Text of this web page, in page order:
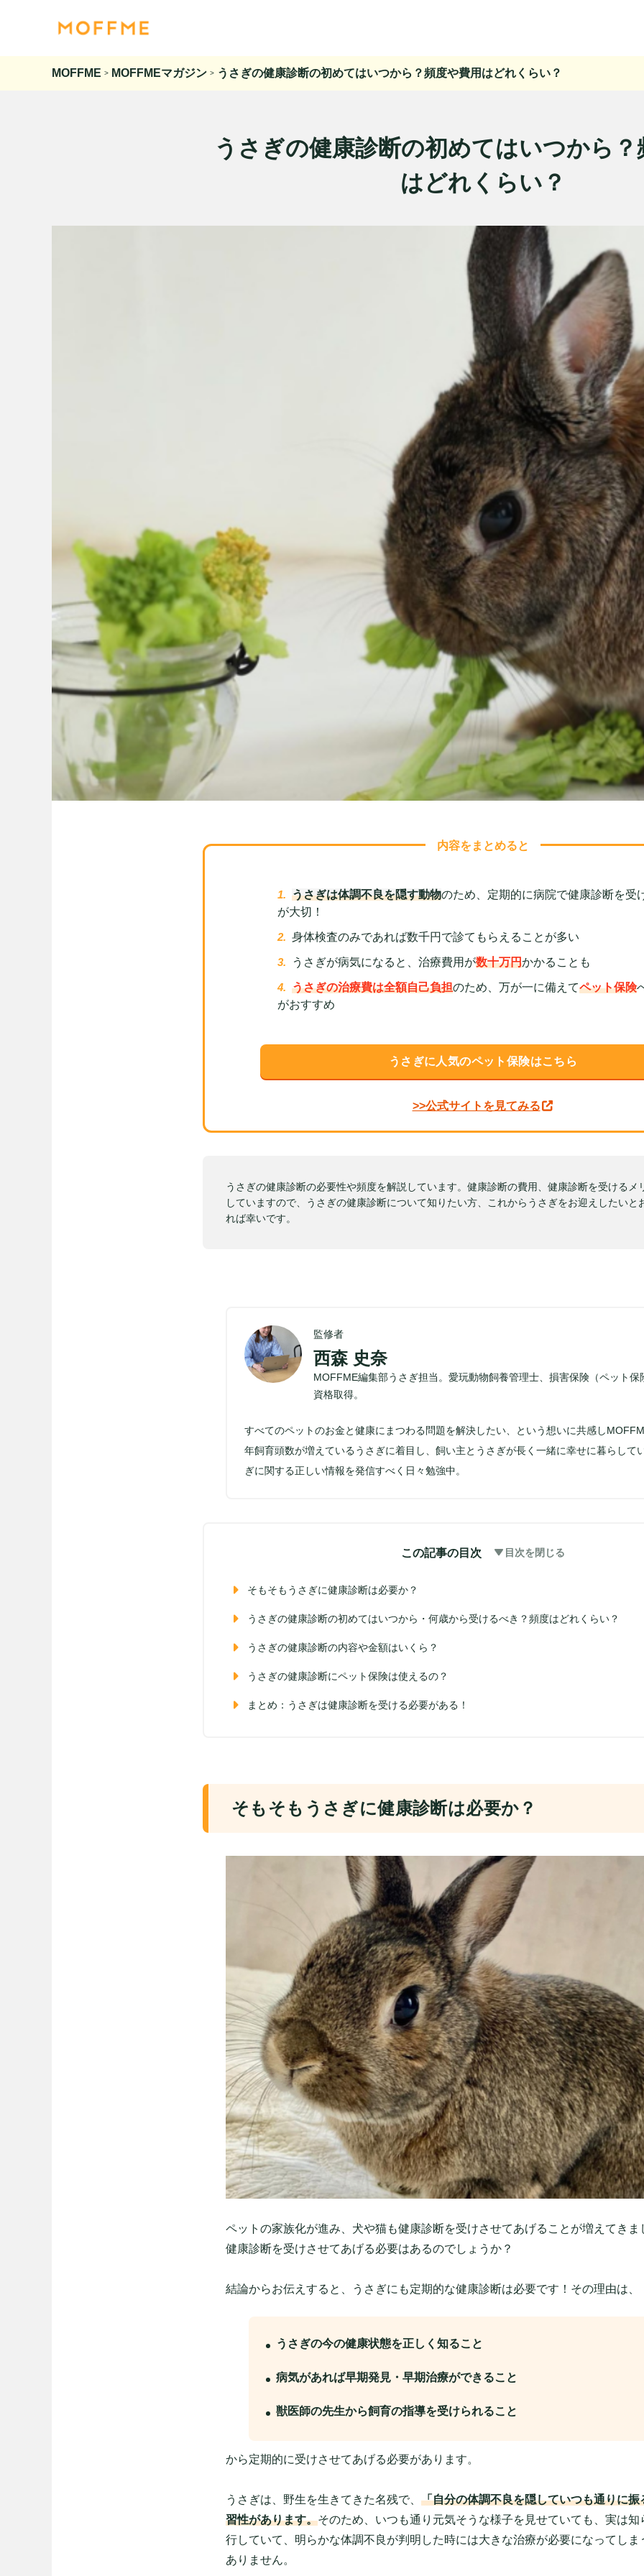
MOFFME > MOFFMEマガジン > うさぎの健康診断の初めてはいつから？頻度や費用はどれくらい？
うさぎの健康診断の初めてはいつから？
はどれくらい？
内容をまとめると
うさぎは体調不良を隠す動物のため、定期的に病院で健康診断を受
が大切！
身体検査のみであれば数千円で診てもらえることが多い
うさぎが病気になると、治療費用が数十万円かかることも
うさぎの治療費は全額自己負担のため、万が一に備えてペット保険
がおすすめ
うさぎに人気のペット保険はこちら
>>公式サイトを見てみる
うさぎの健康診断の必要性や頻度を解説しています。健康診断の費用、健康診断を受けるメ
していますので、うさぎの健康診断について知りたい方、これからうさぎをお迎えしたいと
れば幸いです。
監修者
西森 史奈
MOFFME編集部うさぎ担当。愛玩動物飼養管理士、損害保険（ペット保
資格取得。
すべてのペットのお金と健康にまつわる問題を解決したい、という想いに共感し
年飼育頭数が増えているうさぎに着目し、飼い主とうさぎが長く一緒に幸せに暮らして
ぎに関する正しい情報を発信すべく日々勉強中。
この記事の目次 目次を閉じる
そもそもうさぎに健康診断は必要か？
うさぎの健康診断の初めてはいつから・何歳から受けるべき？頻度はどれくらい？
うさぎの健康診断の内容や金額はいくら？
うさぎの健康診断にペット保険は使えるの？
まとめ：うさぎは健康診断を受ける必要がある！
そもそもうさぎに健康診断は必要か？
ペットの家族化が進み、犬や猫も健康診断を受けさせてあげることが増えてきま
健康診断を受けさせてあげる必要はあるのでしょうか？
結論からお伝えすると、うさぎにも定期的な健康診断は必要です！その理由は、
うさぎの今の健康状態を正しく知ること
病気があれば早期発見・早期治療ができること
獣医師の先生から飼育の指導を受けられること
から定期的に受けさせてあげる必要があります。
うさぎは、野生を生きてきた名残で、 「自分の体調不良を隠していつも通りに振
習性があります。そのため、いつも通り元気そうな様子を見せていても、実は知
行していて、明らかな体調不良が判明した時には大きな治療が必要になってしま
ありません。